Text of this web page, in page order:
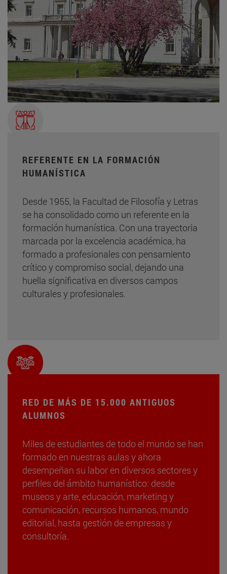
REFERENTE EN LA FORMACIÓN
HUMANÍSTICA
Desde 1955, la Facultad de Filosofía y Letras
se ha consolidado como un referente en la
formación humanística. Con una trayectoria
marcada por la excelencia académica, ha
formado a profesionales con pensamiento
crítico y compromiso social, dejando una
huella significativa en diversos campos
culturales y profesionales.
RED DE MÁS DE 15.000 ANTIGUOS
ALUMNOS
Miles de estudiantes de todo el mundo se han
formado en nuestras aulas y ahora
desempeñan su labor en diversos sectores y
perfiles del ámbito humanístico: desde
museos y arte, educación, marketing y
comunicación, recursos humanos, mundo
editorial, hasta gestión de empresas y
consultoría.